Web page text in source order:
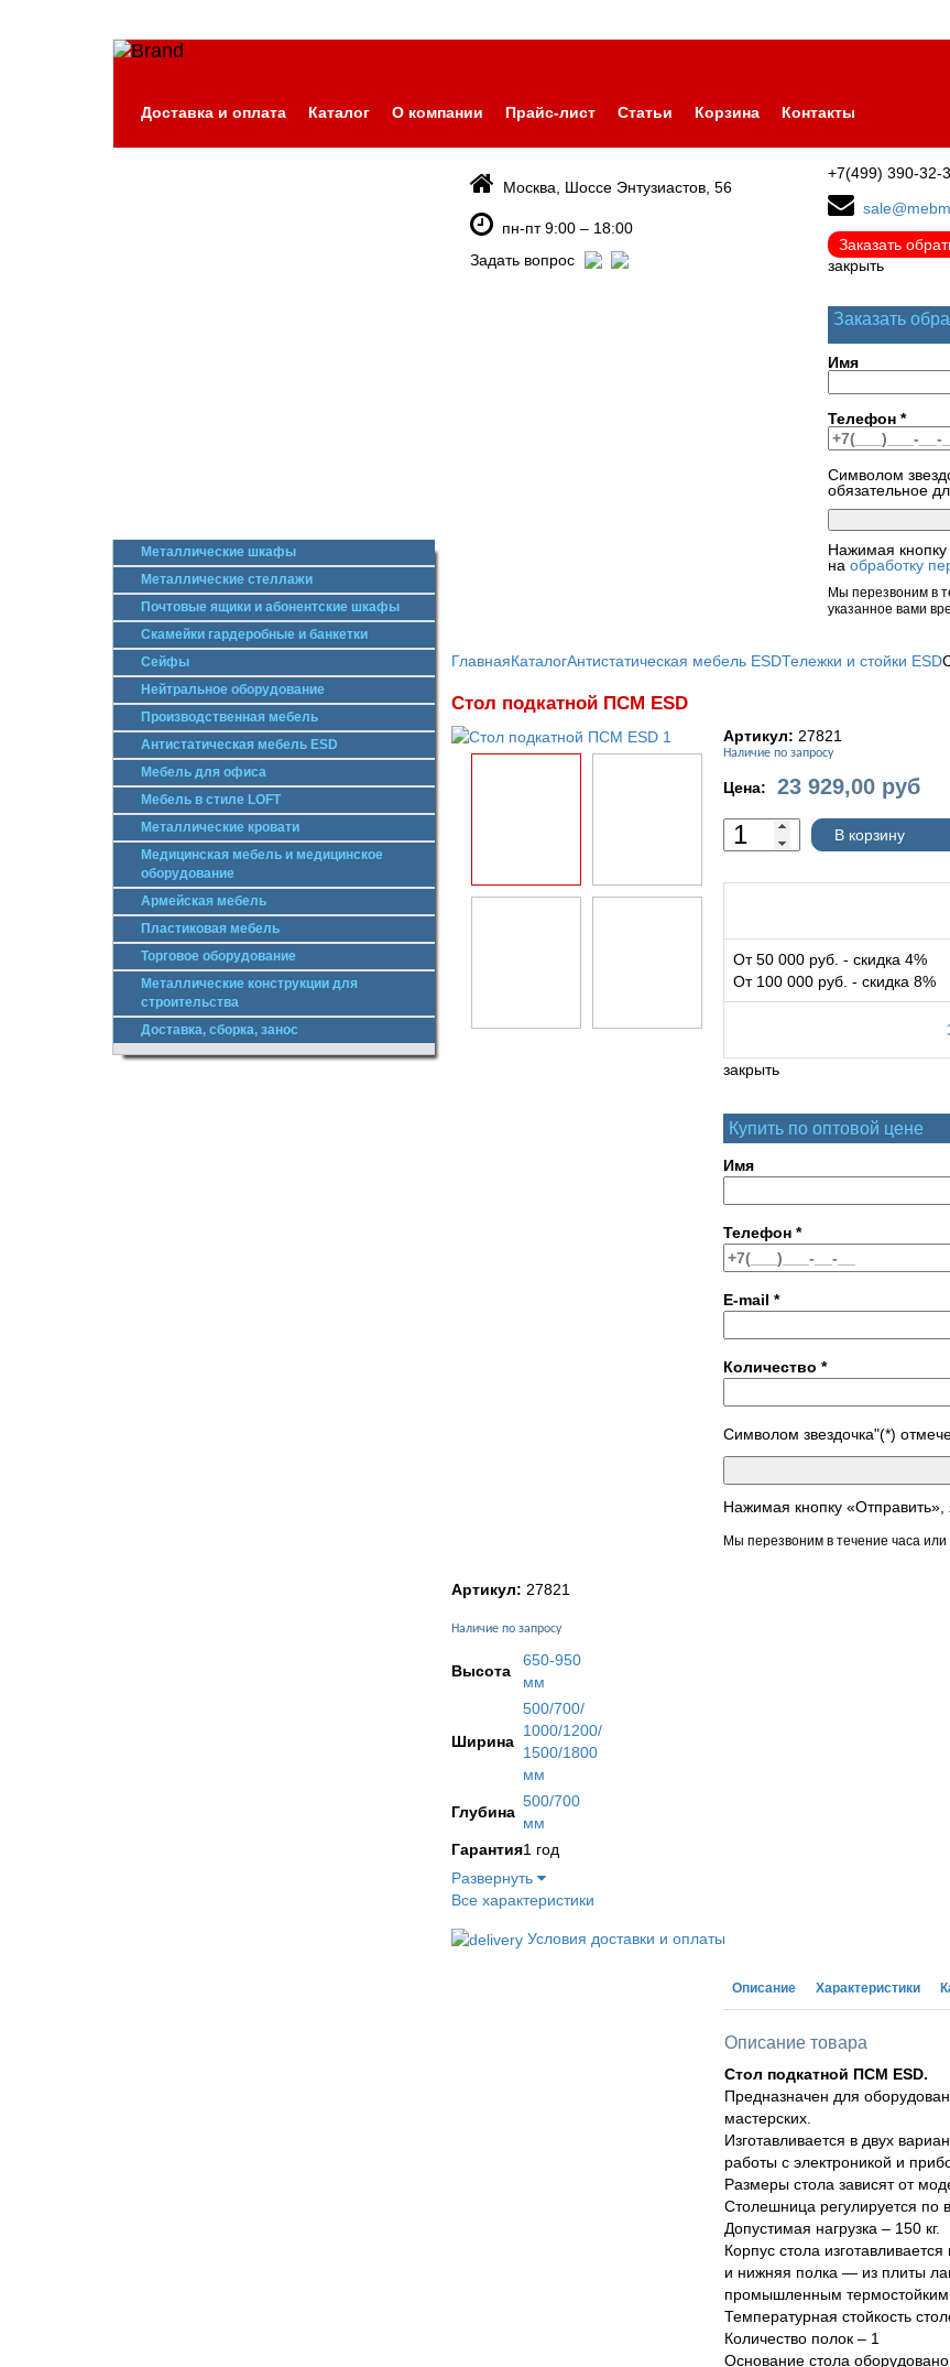
Доставка и оплата Каталог О компании Прайс-лист Статьи Корзина Контакты
Москва, Шоссе Энтузиастов, 56
пн-пт 9:00 – 18:00
Задать вопрос
+7(499) 390-32-
Заказать
закрыть
Заказать
Имя
Телефон *
Символом
обязательное
Нажимая
на обработку
Мы перезвоним в
указанное вами
Металлические шкафы
Металлические стеллажи
Почтовые ящики и абонентские шкафы
Скамейки гардеробные и банкетки
Сейфы
Нейтральное оборудование
Производственная мебель
Антистатическая мебель ESD
Мебель для офиса
Мебель в стиле LOFT
Металлические кровати
Медицинская мебель и медицинское
оборудование
Армейская мебель
Пластиковая мебель
Торговое оборудование
Металлические конструкции для
строительства
Доставка, сборка, занос
ГлавнаяКаталогАнтистатическая мебель ESDТележки и стойки ESD
Стол подкатной ПСМ ESD
Артикул: 27821
Наличие по запросу
Цена: 23 929,00 руб
В корзину
От 50 000 руб. - скидка 4%
От 100 000 руб. - скидка 8%
закрыть
Купить по оптовой цене
Имя
Телефон *
E-mail *
Количество *
Символом звездочка"(*)
Нажимая кнопку
Мы перезвоним в течение часа
Артикул: 27821
Наличие по запросу
Высота
650-950
мм
Ширина
500/700/
1000/1200/
1500/1800
мм
Глубина
500/700
мм
Гарантия1 год
Развернуть
Все характеристики
Условия доставки и оплаты
Описание Характеристики
Описание товара
Стол подкатной ПСМ ESD.
Предназначен для
мастерских.
Изготавливается в двух
работы с электроникой и
Размеры стола зависят от
Столешница регулируется по
Допустимая нагрузка – 150 кг.
Корпус стола
и нижняя полка — из плиты
промышленным термостойким
Температурная стойкость
Количество полок – 1
Основание стола